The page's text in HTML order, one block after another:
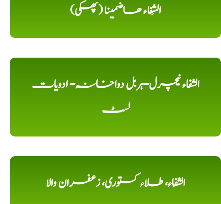
الشِفاء ھاضمینا (پھکی)
الشفاء نیچرل-ہربل دواخانہ- ادویات
لسٹ
الشفاء، طلاء کستوری، زعفران والا